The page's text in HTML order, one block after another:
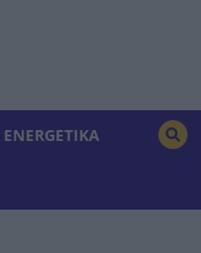
ENERGETIKA